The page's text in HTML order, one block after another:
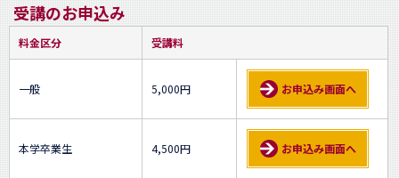
受講のお申込み
料金区分 受講料
一般 5,000円 お申込み画面へ
本学卒業生 4,500円 お申込み画面へ